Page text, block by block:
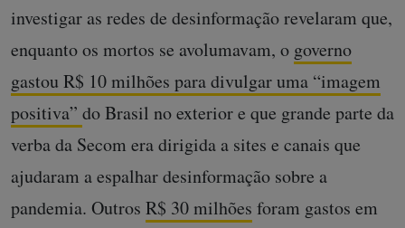
investigar as redes de desinformação revelaram que,
enquanto os mortos se avolumavam, o governo
gastou R$ 10 milhões para divulgar uma “imagem
positiva” do Brasil no exterior e que grande parte da
verba da Secom era dirigida a sites e canais que
ajudaram a espalhar desinformação sobre a
pandemia. Outros R$ 30 milhões foram gastos em